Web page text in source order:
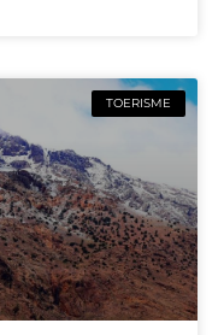
TOERISME